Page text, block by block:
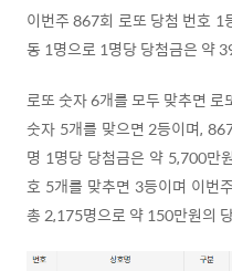
이번주 867회 로또 당첨 번호 1
동 1명으로 1명당 당첨금은 약
로또 숫자 6개를 모두 맞추면
숫자 5개를 맞으면 2등이며,
명 1명당 당첨금은 약 5,700만
호 5개를 맞추면 3등이며 이번
총 2,175명으로 약 150만원의